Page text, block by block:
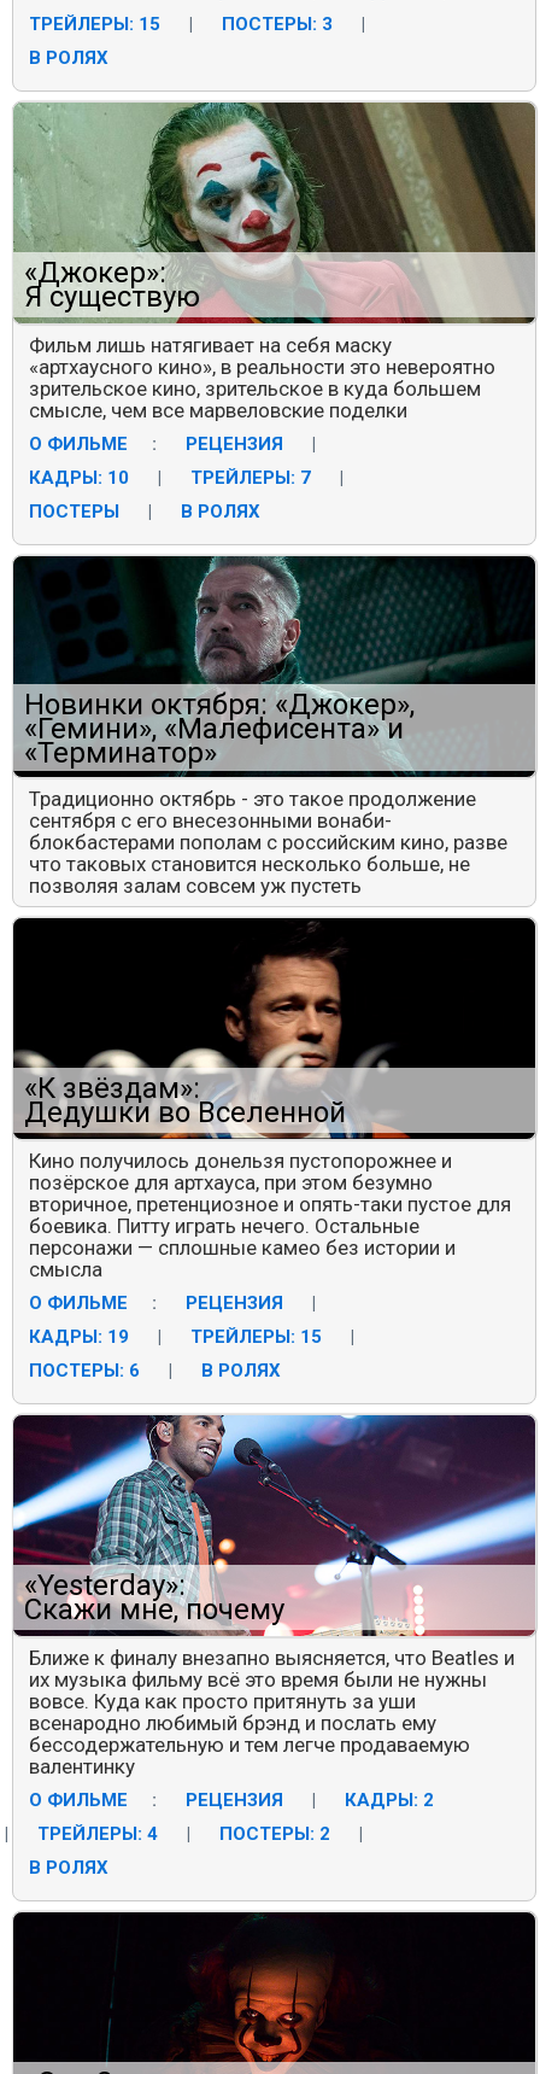
ТРЕЙЛЕРЫ: 15
| ПОСТЕРЫ: 3
|
В РОЛЯХ
«Джокер»:
Я существую
Фильм лишь натягивает на себя маску
«артхаусного кино», в реальности это невероятно
зрительское кино, зрительское в куда большем
смысле, чем все марвеловские поделки
О ФИЛЬМЕ : РЕЦЕНЗИЯ
|
КАДРЫ: 10
| ТРЕЙЛЕРЫ: 7
|
ПОСТЕРЫ
| В РОЛЯХ
Новинки октября: «Джокер»,
«Гемини», «Малефисента» и
«Терминатор»
Традиционно октябрь - это такое продолжение
сентября с его внесезонными вонаби-
блокбастерами пополам с российским кино, разве
что таковых становится несколько больше, не
позволяя залам совсем уж пустеть
«К звёздам»:
Дедушки во Вселенной
Кино получилось донельзя пустопорожнее и
позёрское для артхауса, при этом безумно
вторичное, претенциозное и опять-таки пустое для
боевика. Питту играть нечего. Остальные
персонажи — сплошные камео без истории и
смысла
О ФИЛЬМЕ : РЕЦЕНЗИЯ
|
КАДРЫ: 19
| ТРЕЙЛЕРЫ: 15
|
ПОСТЕРЫ: 6
| В РОЛЯХ
«Yesterday»:
Скажи мне, почему
Ближе к финалу внезапно выясняется, что Beatles и
их музыка фильму всё это время были не нужны
вовсе. Куда как просто притянуть за уши
всенародно любимый брэнд и послать ему
бессодержательную и тем легче продаваемую
валентинку
О ФИЛЬМЕ : РЕЦЕНЗИЯ |
КАДРЫ: 2
|
ТРЕЙЛЕРЫ: 4 | ПОСТЕРЫ: 2
|
В РОЛЯХ